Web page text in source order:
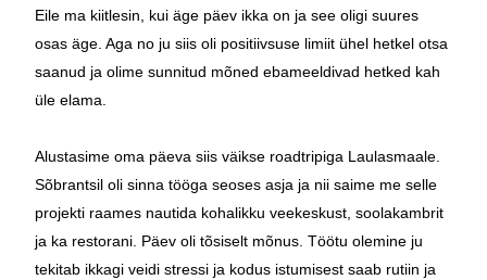
Eile ma kiitlesin, kui äge päev ikka on ja see oligi suures
osas äge. Aga no ju siis oli positiivsuse limiit ühel hetkel otsa
saanud ja olime sunnitud mõned ebameeldivad hetked kah
üle elama.
Alustasime oma päeva siis väikse roadtripiga Laulasmaale.
Sõbrantsil oli sinna tööga seoses asja ja nii saime me selle
projekti raames nautida kohalikku veekeskust, soolakambrit
ja ka restorani. Päev oli tõsiselt mõnus. Töötu olemine ju
tekitab ikkagi veidi stressi ja kodus istumisest saab rutiin ja